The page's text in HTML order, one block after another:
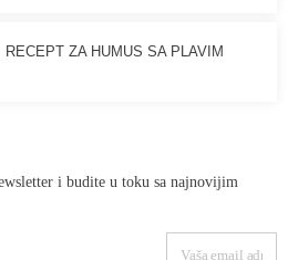
RECEPT ZA HUMUS SA PLAVIM
i budite u toku sa najnovijim